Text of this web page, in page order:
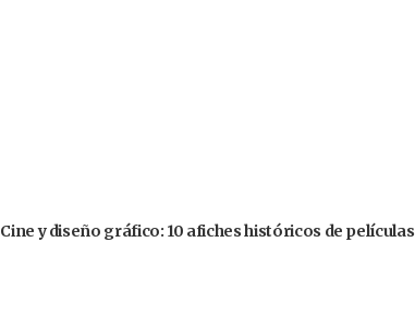
Cine y diseño gráfico: 10 afiches históricos de películas